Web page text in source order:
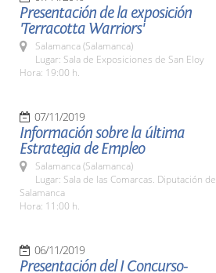
Presentación de la exposición
'Terracotta Warriors'
Salamanca (Salamanca)
Lugar: Sala de Exposiciones de San Eloy
Hora: 19:00 h.
07/11/2019
Información sobre la última
Estrategia de Empleo
Salamanca (Salamanca)
Lugar: Sala de las Comarcas. Diputación de
Salamanca
Hora: 11:00 h.
06/11/2019
Presentación del I Concurso-